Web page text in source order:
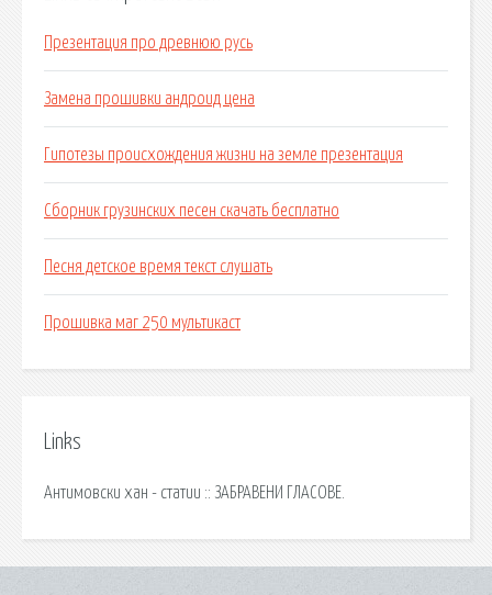
Презентация про древнюю русь
Замена прошивки андроид цена
Гипотезы происхождения жизни на земле презентация
Сборник грузинских песен скачать бесплатно
Песня детское время текст слушать
Прошивка маг 250 мультикаст
Links
Антимовски хан - статии :: ЗАБРАВЕНИ ГЛАСОВЕ.